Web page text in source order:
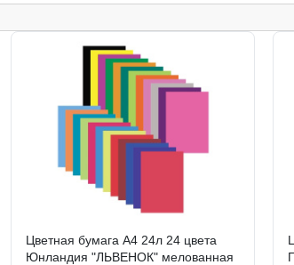
Цветная бумага А4 24л 24 цвета
Юнландия "ЛЬВЕНОК" мелованная